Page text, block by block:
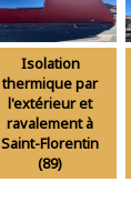
Isolation
thermique par
l'extérieur et
ravalement à
Saint-Florentin
(89)